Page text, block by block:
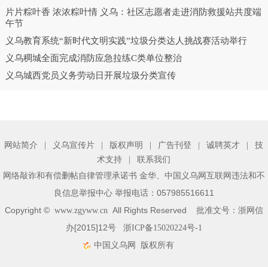
片片粽叶香 浓浓粽叶情 义乌：社区志愿者走进消防救援站共度端
午节
义乌教育系统“新时代文明实践”垃圾分类达人挑战赛活动举行
义乌稠城全面完成消防应急拉练C类单位整治
义乌城西党员义务劳动日开展垃圾分类宣传
网站简介 义乌宣传片 版权声明 广告刊登 诚聘英才
技
术支持
联系我们
网络敲诈和有偿删帖自律管理承诺书 金华、 中国义乌网互联网违法和不
良信息举报中心举报电话：057985516611
Copyright © www.zgyww.cn All Rights Reserved 批准文号：浙网信
办[2015]12号 浙ICP备15020224号-1
中国义乌网
版权所有